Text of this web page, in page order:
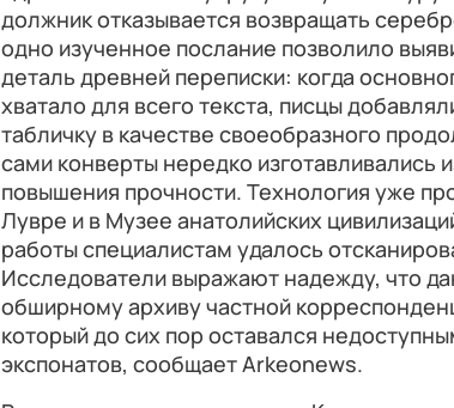
должник отказывается возвращать
одно изученное послание позволило
деталь древней переписки: когда
хватало для всего текста, писцы
табличку в качестве своеобразного
сами конверты нередко изготавливались
повышения прочности. Технология уже
Лувре и в Музее анатолийских
работы специалистам удалось
Исследователи выражают надежду, что
обширному архиву частной
который до сих пор оставался
экспонатов, сообщает Arkeonews.